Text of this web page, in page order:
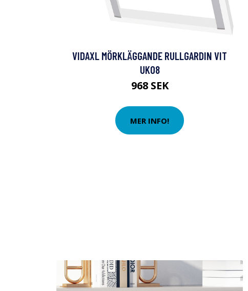
VIDAXL MÖRKLÄGGANDE RULLGARDIN VIT
UK08
968 SEK
MER INFO!